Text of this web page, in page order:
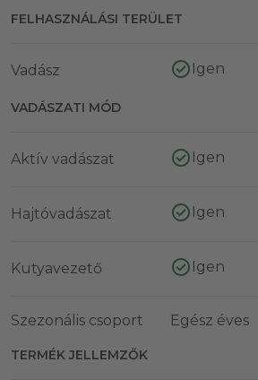
FELHASZNÁLÁSI TERÜLET
Vadász Igen
VADÁSZATI MÓD
Aktív vadászat Igen
Hajtóvadászat Igen
Kutyavezető Igen
Szezonális csoport Egész éves
TERMÉK JELLEMZŐK